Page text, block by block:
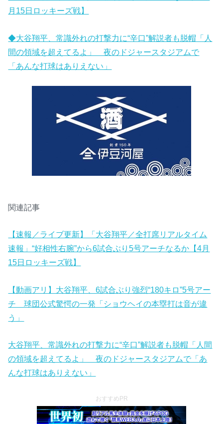
月15日ロッキーズ戦】
◆大谷翔平、常識外れの打撃力に“辛口”解説者も脱帽「人
間の領域を超えてるよ」 夜のドジャースタジアムで
「あんな打球はありえない」
関連記事
【速報／ライブ更新】「大谷翔平／全打席リアルタイム
速報」“好相性右腕”から6試合ぶり5号アーチなるか【4月
15日ロッキーズ戦】
【動画アリ】大谷翔平、6試合ぶり強烈“180キロ”5号アー
チ 球団公式驚愕の一発「ショウヘイの本塁打は音が違
う」
大谷翔平、常識外れの打撃力に“辛口”解説者も脱帽「人間
の領域を超えてるよ」 夜のドジャースタジアムで「あ
んな打球はありえない」
おすすめPR